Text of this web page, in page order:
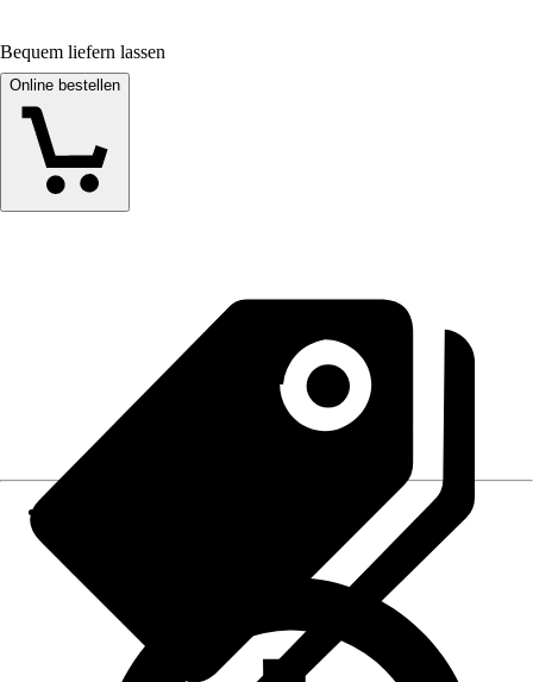
Bequem liefern lassen
Online bestellen